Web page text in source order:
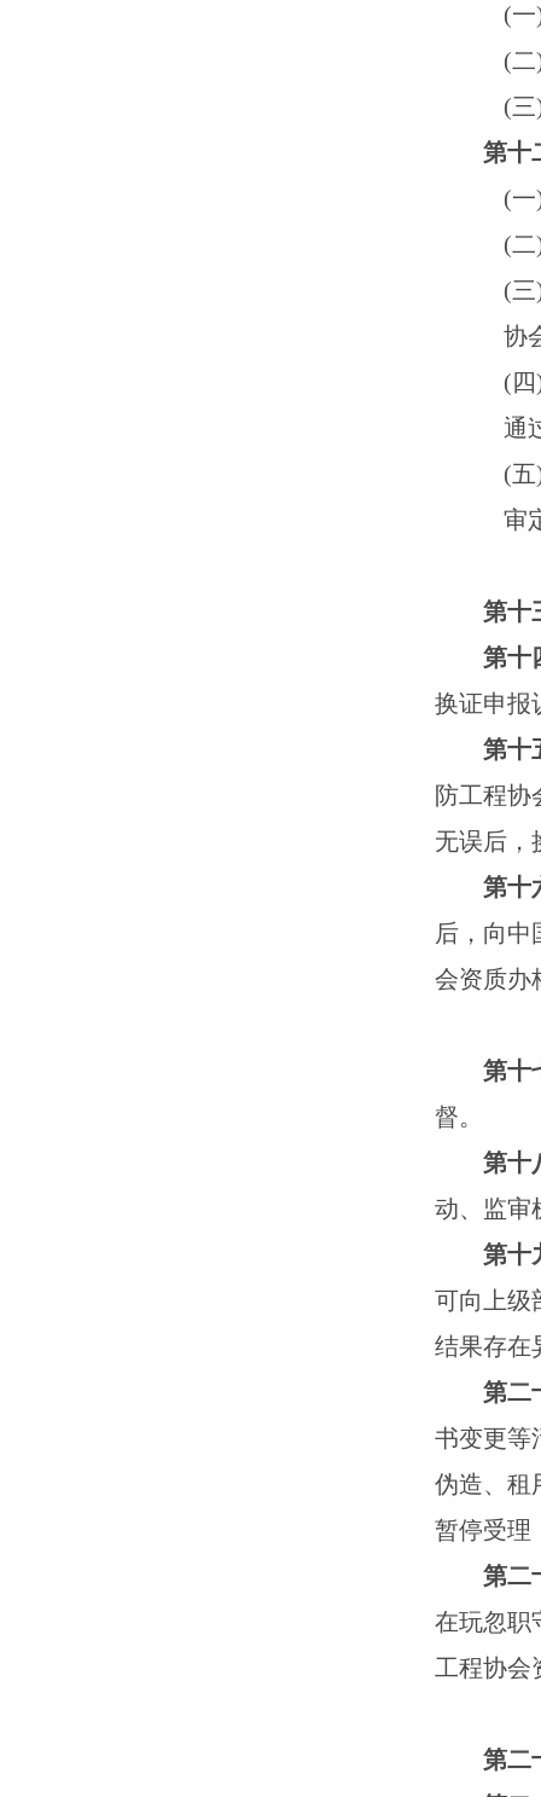
(
(
(
第十
(
(
(
协
(
通
(
审
第十
第十
换证申报
第十
防工程协
无误后，
第十
后，向
会资质办
第十
督。
第十
动、监审
第十
可向上级
结果存在
第二
书变更等
伪造、租
暂停受理
第二
在玩忽职
工程协会
第二